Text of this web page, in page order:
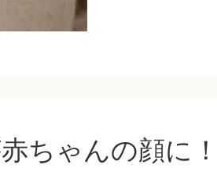
ちゃんの顔に